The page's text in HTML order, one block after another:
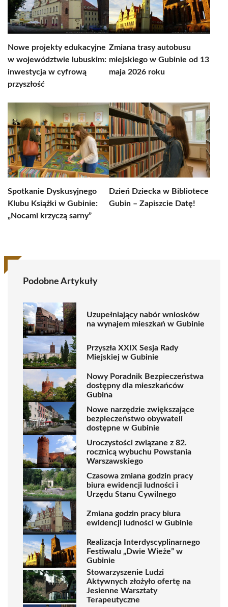
Nowe projekty edukacyjne
w województwie lubuskim:
inwestycja w cyfrową
przyszłość
Zmiana trasy autobusu
miejskiego w Gubinie od 13
maja 2026 roku
Spotkanie Dyskusyjnego
Klubu Książki w Gubinie:
„Nocami krzyczą sarny”
Dzień Dziecka w Bibliotece
Gubin – Zapiszcie Datę!
Podobne Artykuły
Uzupełniający nabór wniosków
na wynajem mieszkań w Gubinie
Przyszła XXIX Sesja Rady
Miejskiej w Gubinie
Nowy Poradnik Bezpieczeństwa
dostępny dla mieszkańców
Gubina
Nowe narzędzie zwiększające
bezpieczeństwo obywateli
dostępne w Gubinie
Uroczystości związane z 82.
rocznicą wybuchu Powstania
Warszawskiego
Czasowa zmiana godzin pracy
biura ewidencji ludności i
Urzędu Stanu Cywilnego
Zmiana godzin pracy biura
ewidencji ludności w Gubinie
Realizacja Interdyscyplinarnego
Festiwalu „Dwie Wieże” w
Gubinie
Stowarzyszenie Ludzi
Aktywnych złożyło ofertę na
Jesienne Warsztaty
Terapeutyczne